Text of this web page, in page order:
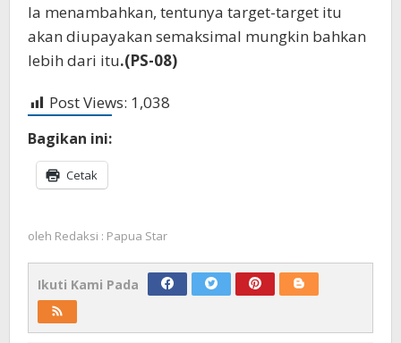
Ia menambahkan, tentunya target-target itu
akan diupayakan semaksimal mungkin bahkan
lebih dari itu.(PS-08)
Post Views: 1,038
Bagikan ini:
Cetak
oleh Redaksi : Papua Star
Ikuti Kami Pada